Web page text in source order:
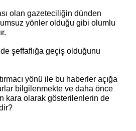
olan gazeteciliğin dünden
yönler olduğu gibi olumlu
şeffaflığa geçiş olduğunu
yönü ile bu haberler açığa
bilgilenmekte ve daha önce
kara olarak gösterilenlerin de